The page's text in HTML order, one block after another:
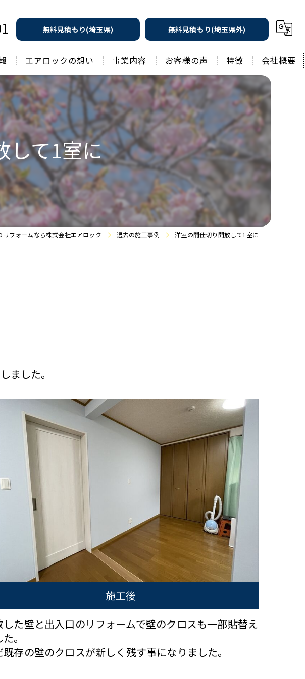
無料見積もり(埼玉県) 無料見積もり(埼玉県外)
情報
エアロックの想い 事業内容
遮熱の家
水回りリフォーム
お客様の声 特徴
工務店
リノベーション
水回り
外壁塗装
住宅
会社概要
して1室に
リフォームなら株式会社エアロック 過去の施工事例 洋室の間仕切り開放して1室に
ました。
施工後
した壁と出入口のリフォームで壁のクロスも一部貼替え
。
既存の壁のクロスが新しく残す事になりました。